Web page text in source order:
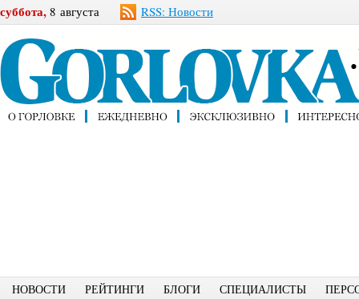
суббота, 8 августа RSS: Новости
НОВОСТИ РЕЙТИНГИ БЛОГИ СПЕЦИАЛИСТЫ